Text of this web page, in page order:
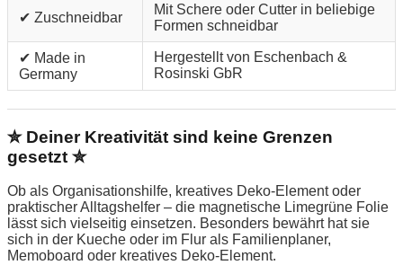
✔ Zuschneidbar
Mit Schere oder Cutter in beliebige
Formen schneidbar
✔ Made in
Germany
Hergestellt von Eschenbach &
Rosinski GbR
✮ Deiner Kreativität sind keine Grenzen
gesetzt ✮
Ob als Organisationshilfe, kreatives Deko-Element oder
praktischer Alltagshelfer – die magnetische Limegrüne Folie
lässt sich vielseitig einsetzen. Besonders bewährt hat sie
sich in der Kueche oder im Flur als Familienplaner,
Memoboard oder kreatives Deko-Element.